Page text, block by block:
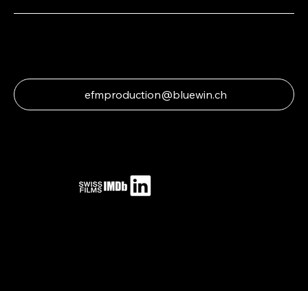
efmproduction@bluewin.ch